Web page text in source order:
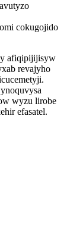
cokugojido
afiqipijijisyw
revajyho
wyzu lirobe
efasatel.